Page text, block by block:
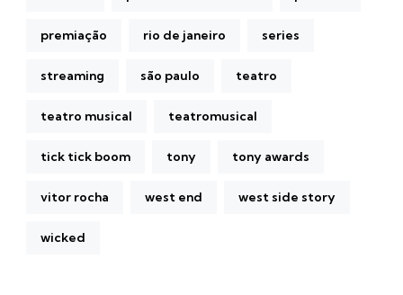
premiação rio de janeiro series
streaming são paulo teatro
teatro musical teatromusical
tick tick boom tony tony awards
vitor rocha west end west side story
wicked